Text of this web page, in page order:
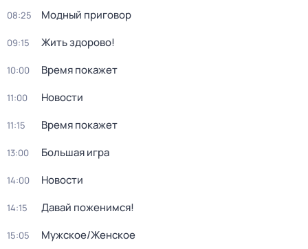
08:25 Модный приговор
09:15 Жить здорово!
10:00 Время покажет
11:00 Новости
11:15 Время покажет
13:00 Большая игра
14:00 Новости
14:15 Давай поженимся!
15:05 Мужское/Женское